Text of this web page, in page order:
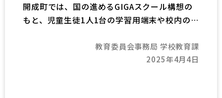
開成町では、国の進めるGIGAスクール構想の
もと、児童生徒1人1台の学習用端末や校内の高
機器を活用し、学校や児童生徒の学習の充実を
図り、これまでの教育実践とICTが融合した教
教育委員会事務局 学校教育課
2025年4月4日